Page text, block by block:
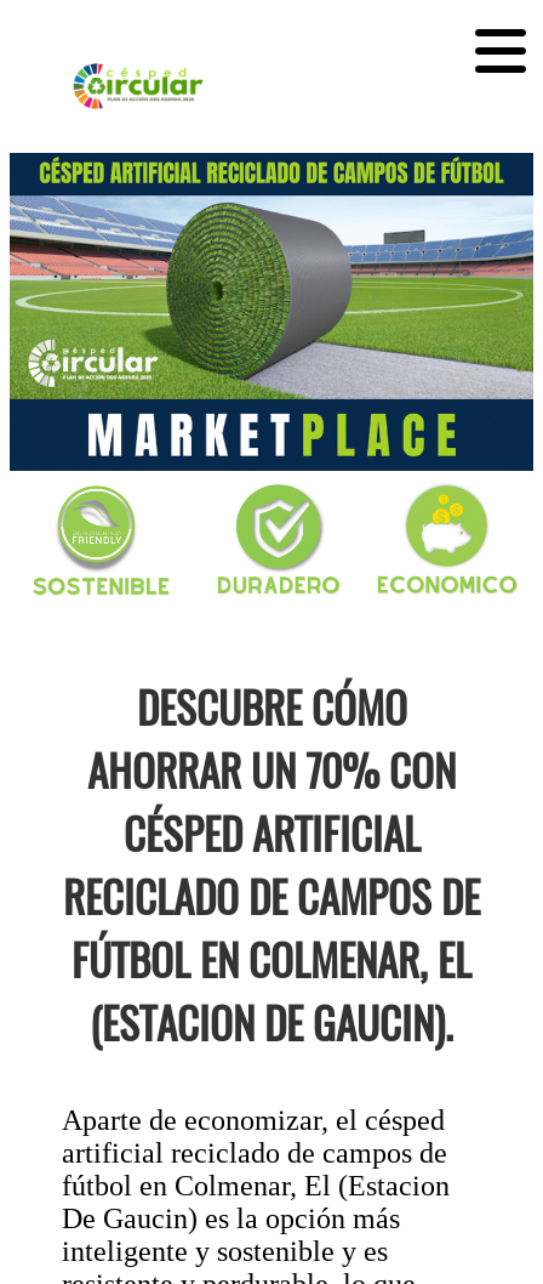
DESCUBRE CÓMO
AHORRAR UN 70% CON
CÉSPED ARTIFICIAL
RECICLADO DE CAMPOS DE
FÚTBOL EN COLMENAR, EL
(ESTACION DE GAUCIN).
Aparte de economizar, el césped
artificial reciclado de campos de
fútbol en Colmenar, El (Estacion
De Gaucin) es la opción más
inteligente y sostenible y es